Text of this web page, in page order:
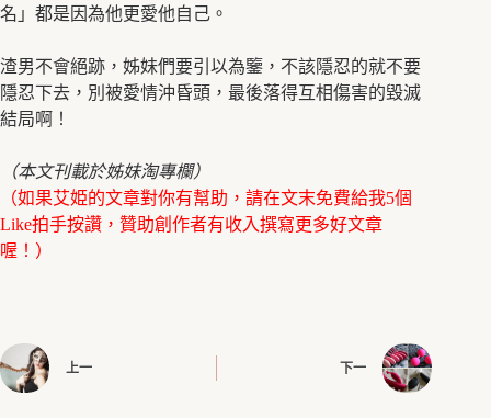
名」都是因為他更愛他自己。
渣男不會絕跡，姊妹們要引以為鑒，不該隱忍的就不要
隱忍下去，別被愛情沖昏頭，最後落得互相傷害的毀滅
結局啊！
（本文刊載於姊妹淘專欄）
（如果艾姫的文章對你有幫助，請在文末免費給我5個
Like拍手按讚，贊助創作者有收入撰寫更多好文章
喔！）
上一 下一